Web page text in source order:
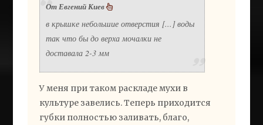
От Евгений Киев
в крышке небольшие отверстия [...]воды
так что бы до верха мочалки не
доставала 2-3 мм
У меня при таком раскладе мухи в
культуре завелись. Теперь приходится
губки полностью заливать, благо,